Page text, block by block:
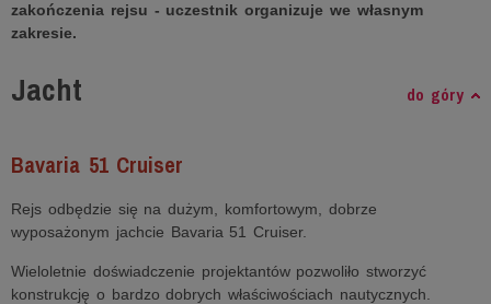
zakończenia rejsu - uczestnik organizuje we własnym
zakresie.
Jacht do góry
Bavaria 51 Cruiser
Rejs odbędzie się na dużym, komfortowym, dobrze
wyposażonym jachcie Bavaria 51 Cruiser.
Wieloletnie doświadczenie projektantów pozwoliło stworzyć
konstrukcję o bardzo dobrych właściwościach nautycznych.